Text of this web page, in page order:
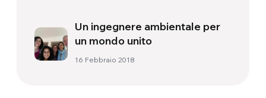
Un ingegnere ambientale per
un mondo unito
16 Febbraio 2018